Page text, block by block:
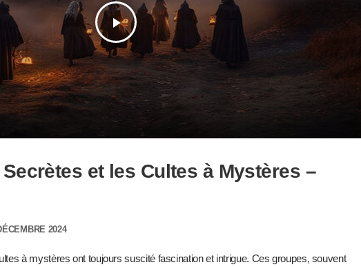
play_arrow
et les Cultes à Mystères –
2024
à mystères ont toujours suscité fascination et intrigue. Ces groupes, souvent